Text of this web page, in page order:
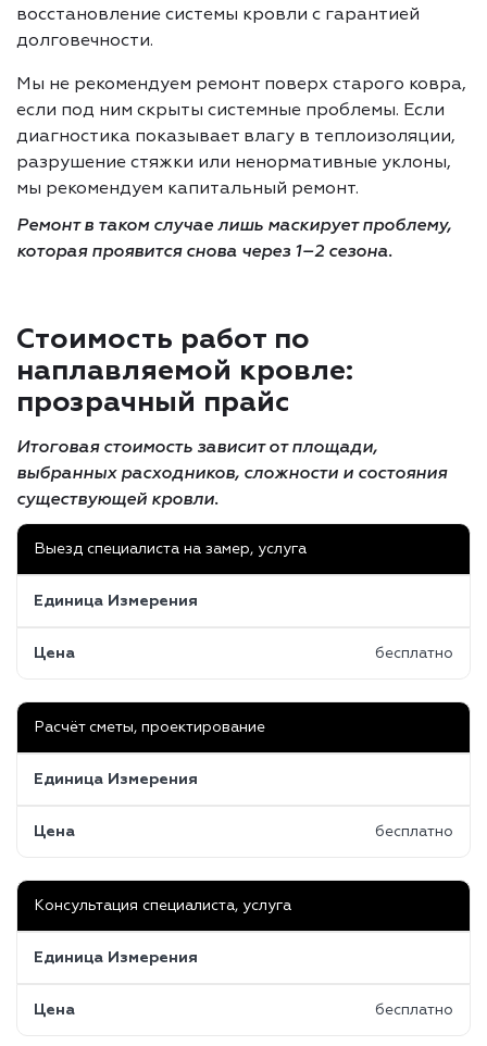
восстановление системы кровли с гарантией
долговечности.
Мы не рекомендуем ремонт поверх старого ковра,
если под ним скрыты системные проблемы. Если
диагностика показывает влагу в теплоизоляции,
разрушение стяжки или ненормативные уклоны,
мы рекомендуем капитальный ремонт.
Ремонт в таком случае лишь маскирует проблему,
которая проявится снова через 1–2 сезона.
Стоимость работ по
наплавляемой кровле:
прозрачный прайс
Итоговая стоимость зависит от площади,
выбранных расходников, сложности и состояния
существующей кровли.
Выезд специалиста на замер, услуга
Единица Измерения
Цена бесплатно
Расчёт сметы, проектирование
Единица Измерения
Цена бесплатно
Консультация специалиста, услуга
Единица Измерения
Цена бесплатно